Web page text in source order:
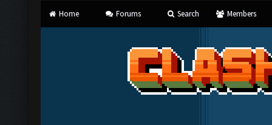
Home Forums Search Members